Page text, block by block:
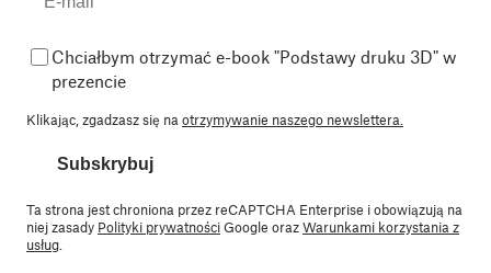
Chciałbym otrzymać e-book "Podstawy druku 3D" w
prezencie
Klikając, zgadzasz się na otrzymywanie naszego newslettera.
Subskrybuj
Ta strona jest chroniona przez reCAPTCHA Enterprise i obowiązują na
niej zasady Polityki prywatnościGoogle orazWarunkami korzystania z
usług